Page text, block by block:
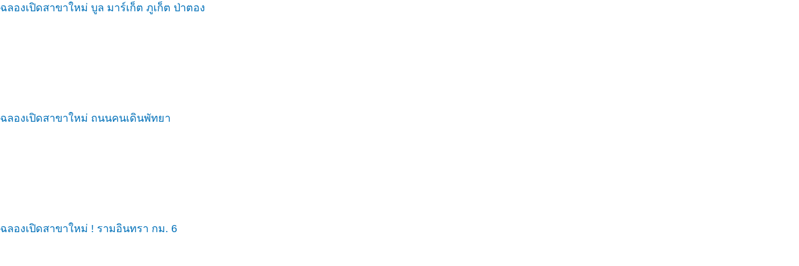
ฉลองเปิดสาขาใหม่ บูล มาร์เก็ต ภูเก็ต ป่าตอง
ฉลองเปิดสาขาใหม่ ถนนคนเดินพัทยา
ฉลองเปิดสาขาใหม่ ! รามอินทรา กม. 6